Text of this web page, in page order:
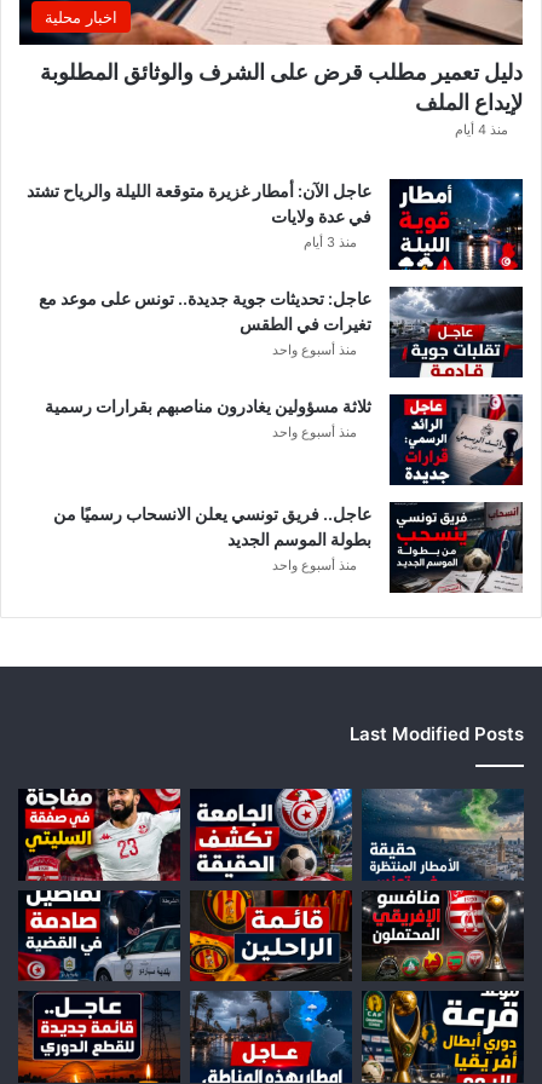
ش
ف
ت
ف
ا
ص
ي
ل
اخبار محلية
دليل تعمير مطلب قرض على الشرف والوثائق المطلوبة
لإيداع الملف
منذ 4 أيام
عاجل الآن: أمطار غزيرة متوقعة الليلة والرياح تشتد
في عدة ولايات
منذ 3 أيام
عاجل: تحديثات جوية جديدة.. تونس على موعد مع
تغيرات في الطقس
منذ أسبوع واحد
ثلاثة مسؤولين يغادرون مناصبهم بقرارات رسمية
منذ أسبوع واحد
عاجل.. فريق تونسي يعلن الانسحاب رسميًا من
بطولة الموسم الجديد
منذ أسبوع واحد
Last Modified Posts